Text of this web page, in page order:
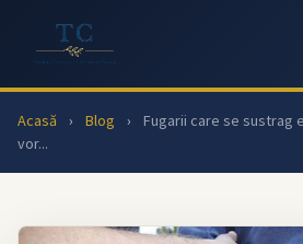
Acasă › Blog ›
Fugarii care se sustrag
vor...